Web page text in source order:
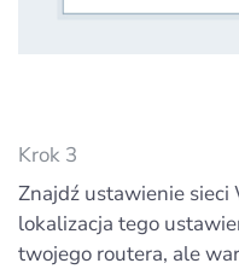
Krok 3
Znajdź ustawienie sieci
lokalizacja tego
twojego routera, ale